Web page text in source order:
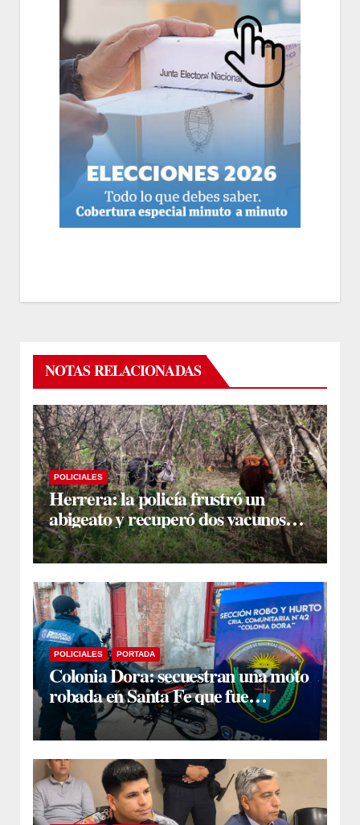
NOTAS RELACIONADAS
POLICIALES
Herrera: la policía frustró un
abigeato y recuperó dos vacunos
ocultos en una zona montuosa
POLICIALES PORTADA
Colonia Dora: secuestran una moto
robada en Santa Fe que fue
comprada a un desconocido al
costado de la ruta